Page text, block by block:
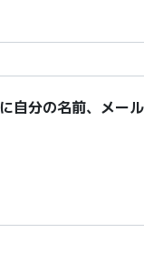
分の名前、メー